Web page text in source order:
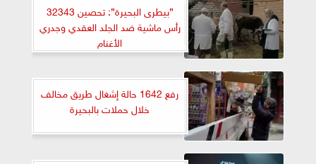
”بيطرى البحيرة”: تحصين 32343
رأس ماشية ضد الجلد العقدي وجدري
الأغنام
رفع 1642 حالة إشغال طريق مخالف
خلال حملات بالبحيرة